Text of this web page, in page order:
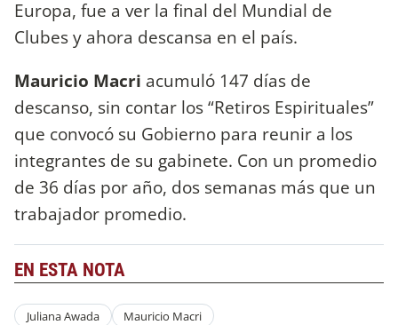
Europa, fue a ver la final del Mundial de
Clubes y ahora descansa en el país.
Mauricio Macri acumuló 147 días de
descanso, sin contar los “Retiros Espirituales”
que convocó su Gobierno para reunir a los
integrantes de su gabinete. Con un promedio
de 36 días por año, dos semanas más que un
trabajador promedio.
EN ESTA NOTA
Juliana Awada Mauricio Macri